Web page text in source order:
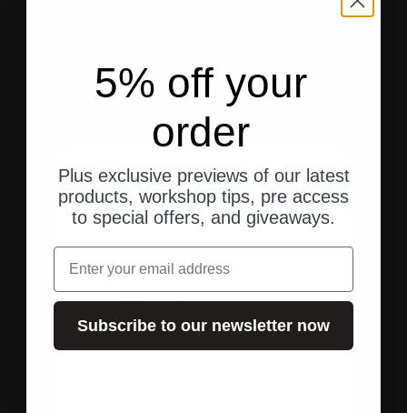
Kundenbewertungen
vor 1 Jahr
Anonymous
Danke f�r den schnellen Versand, die
unkomplizierte Abwicklung und f�r das
notwendige Ersatzteil
5% off your
order
Plus exclusive previews of our latest
products, workshop tips, pre access
to special offers, and giveaways.
Email
Subscribe to our newsletter now